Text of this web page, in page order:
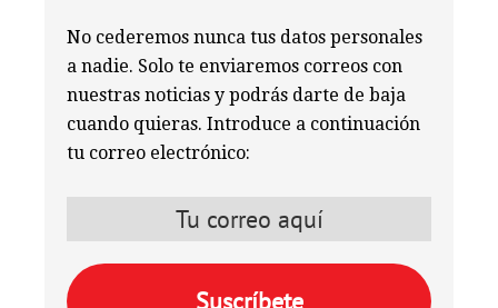
No cederemos nunca tus datos personales
a nadie. Solo te enviaremos correos con
nuestras noticias y podrás darte de baja
cuando quieras. Introduce a continuación
tu correo electrónico: